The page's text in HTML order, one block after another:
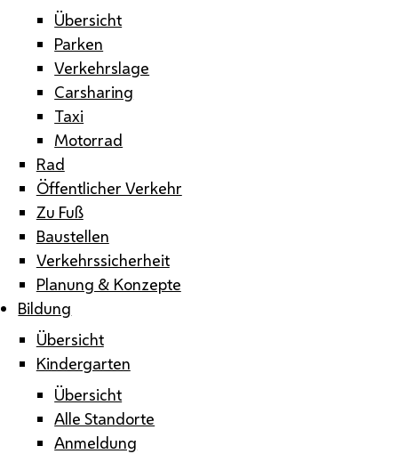
Übersicht
Parken
Verkehrslage
Carsharing
Taxi
Motorrad
Rad
Öffentlicher Verkehr
Zu Fuß
Baustellen
Verkehrssicherheit
Planung & Konzepte
Bildung
Übersicht
Kindergarten
Übersicht
Alle Standorte
Anmeldung